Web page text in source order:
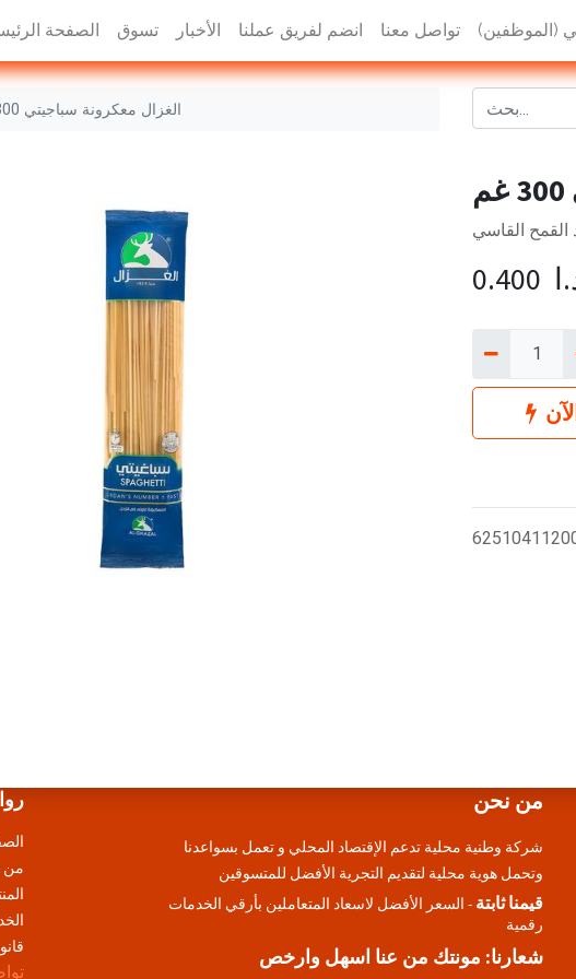
الصفحة تسوق الأخبار انضم لفريق عملنا تواصل معنا (الموظفين)
الغزال معكرونة سباجيتي 300 غم
القاسي
0.400
من
من نحن
شركة وطنية محلية تدعم الإقتصاد المحلي و تعمل بسواعدنا
وتحمل هوية محلية لتقديم التجرية الأفضل للمتسوقين
قيمنا ثابتة - السعر الأفضل لاسعاد المتعاملين بأرقي الخدمات
رقمية
شعارنا: مونتك من عنا اسهل وارخص